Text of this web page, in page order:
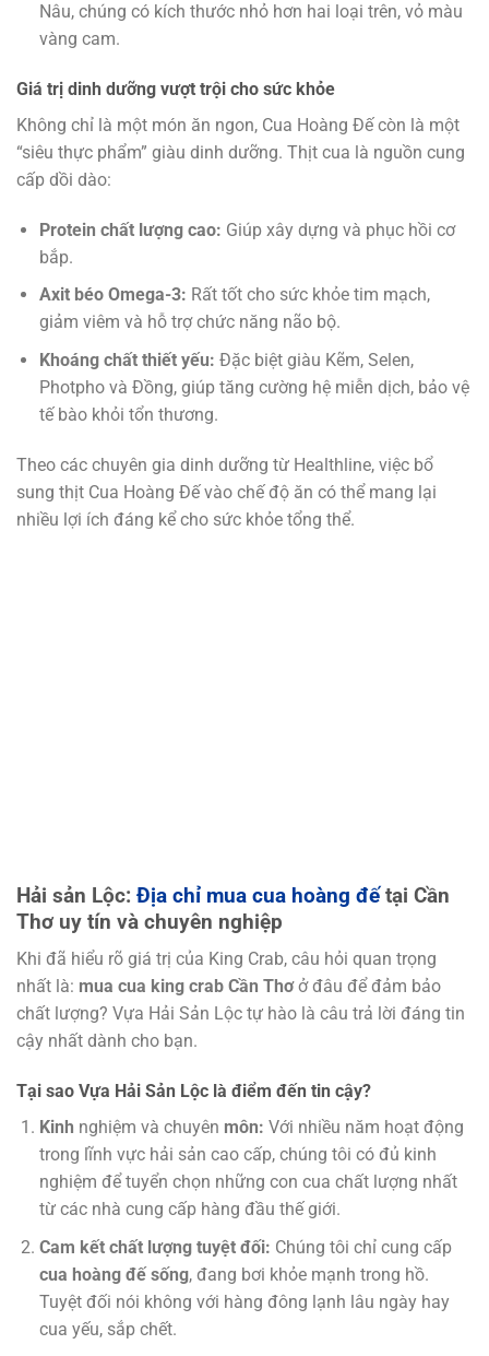
Nâu, chúng có kích thước nhỏ hơn hai loại trên, vỏ màu
vàng cam.
Giá trị dinh dưỡng vượt trội cho sức khỏe
Không chỉ là một món ăn ngon, Cua Hoàng Đế còn là một
“siêu thực phẩm” giàu dinh dưỡng. Thịt cua là nguồn cung
cấp dồi dào:
Protein chất lượng cao: Giúp xây dựng và phục hồi cơ
bắp.
Axit béo Omega-3: Rất tốt cho sức khỏe tim mạch,
giảm viêm và hỗ trợ chức năng não bộ.
Khoáng chất thiết yếu: Đặc biệt giàu Kẽm, Selen,
Photpho và Đồng, giúp tăng cường hệ miễn dịch, bảo vệ
tế bào khỏi tổn thương.
Theo các chuyên gia dinh dưỡng từ Healthline, việc bổ
sung thịt Cua Hoàng Đế vào chế độ ăn có thể mang lại
nhiều lợi ích đáng kể cho sức khỏe tổng thể.
Hải sản Lộc: Địa chỉ mua cua hoàng đếtại Cần
Thơ uy tín và chuyên nghiệp
Khi đã hiểu rõ giá trị của King Crab, câu hỏi quan trọng
nhất là: mua cua king crab Cần Thơở đâu để đảm bảo
chất lượng? Vựa Hải Sản Lộc tự hào là câu trả lời đáng tin
cậy nhất dành cho bạn.
Tại sao Vựa Hải Sản Lộc là điểm đến tin cậy?
Kinh nghiệm và chuyên môn: Với nhiều năm hoạt động
trong lĩnh vực hải sản cao cấp, chúng tôi có đủ kinh
nghiệm để tuyển chọn những con cua chất lượng nhất
từ các nhà cung cấp hàng đầu thế giới.
Cam kết chất lượng tuyệt đối: Chúng tôi chỉ cung cấp
cua hoàng đế sống, đang bơi khỏe mạnh trong hồ.
Tuyệt đối nói không với hàng đông lạnh lâu ngày hay
cua yếu, sắp chết.